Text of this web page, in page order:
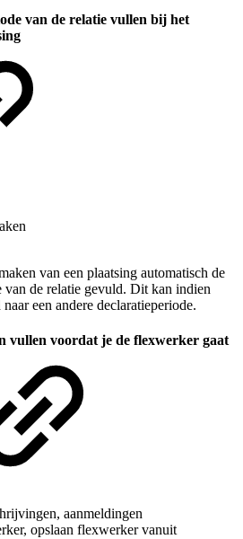
van de relatie vullen bij het
van een plaatsing automatisch de
van de relatie gevuld. Dit kan indien
een andere declaratieperiode.
vullen voordat je de flexwerker gaat
aanmeldingen
opslaan flexwerker vanuit